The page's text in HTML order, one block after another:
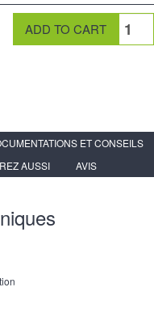
ET CONSEILS
AUSSI AVIS